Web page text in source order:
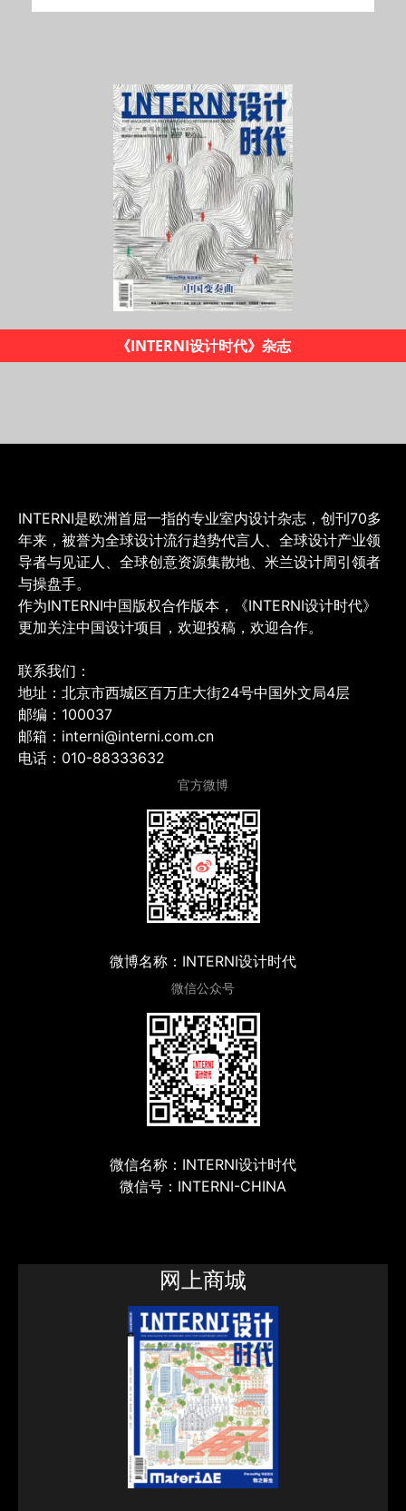
《INTERNI设计时代》杂志
INTERNI是欧洲首屈一指的专业室内设计杂志，创刊70多
年来，被誉为全球设计流行趋势代言人、全球设计产业领
导者与见证人、全球创意资源集散地、米兰设计周引领者
与操盘手。
作为INTERNI中国版权合作版本，《INTERNI设计时代》
更加关注中国设计项目，欢迎投稿，欢迎合作。
联系我们：
地址：北京市西城区百万庄大街24号中国外文局4层
邮编：100037
邮箱：interni@interni.com.cn
电话：010-88333632
官方微博
微博名称：INTERNI设计时代
微信公众号
微信名称：INTERNI设计时代
微信号：INTERNI-CHINA
网上商城